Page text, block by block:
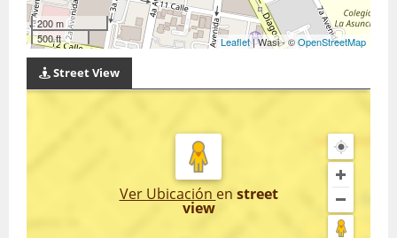
200 m
500 ft
Leaflet| Wasi - ©OpenStreetMap
Street View
Ver Ubicación en street
view